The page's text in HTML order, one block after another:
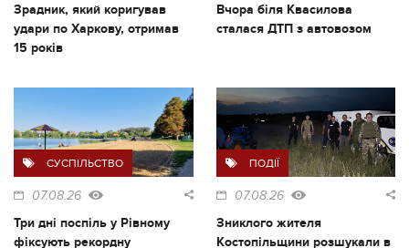
Зрадник, який коригував
удари по Харкову, отримав
15 років
Вчора біля Квасилова
сталася ДТП з автовозом
СУСПІЛЬСТВО
07.08.26
Три дні поспіль у Рівному
фіксують рекордну
ПОДІЇ
07.08.26
Зниклого жителя
Костопільщини розшукали в